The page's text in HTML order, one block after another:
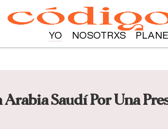
YO NOSOTRXS
Arabia Saudí Por Una